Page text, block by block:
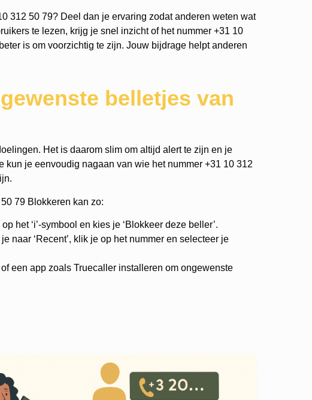
312 50 79? Deel dan je ervaring zodat anderen weten wat
te lezen, krijg je snel inzicht of het nummer +31 10
is om voorzichtig te zijn. Jouw bijdrage helpt anderen
belletjes van
Het is daarom slim om altijd alert te zijn en je
kun je eenvoudig nagaan van wie het nummer +31 10 312
79 Blokkeren kan zo:
het ‘i’-symbool en kies je ‘Blokkeer deze beller’.
naar ‘Recent’, klik je op het nummer en selecteer je
een app zoals Truecaller installeren om ongewenste